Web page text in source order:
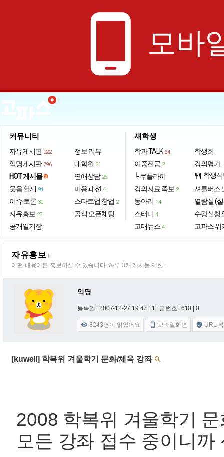
phone_android 모바
커뮤니티
자유게시판 222
익명게시판 796
HOT 게시물
웃음·연재 94
이슈·토론 30
자유홍보 23
공개일기장
정보·리뷰
대학원 2
연애상담 25
미용·패션 4
스타트업·창업 2
공식 오픈채팅
재학생
학과 TALK 64
이중전공 2
└ 쿠플라이
강의자료·족보 2
동아리 14
스터디 4
고대뉴스 4
학생회
강의평가
restaurant 학생
셔틀버스
열람실 (
수강신청
고파스 위
자유홍보 F
어떤 내용이든 홍보하실 수 있습니다. 하루 3개 게시물 제한.
익명
등록일 : 2007-12-27 19:47:11 | 글번호 : 610 | 0
 8243명이 읽었어요  모바일화면  URL
[kuwell] 학복위 겨울학기 문화/체육 강좌 
2008 학복위 겨울학기
모든 강좌 접수 중이니